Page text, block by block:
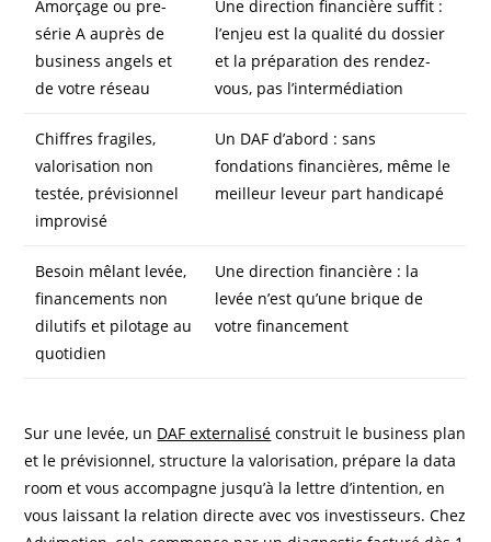
Amorçage ou pre-
série A auprès de
business angels et
de votre réseau
Une direction financière suffit :
l’enjeu est la qualité du dossier
et la préparation des rendez-
vous, pas l’intermédiation
Chiffres fragiles,
valorisation non
testée, prévisionnel
improvisé
Un DAF d’abord : sans
fondations financières, même le
meilleur leveur part handicapé
Besoin mêlant levée,
financements non
dilutifs et pilotage au
quotidien
Une direction financière : la
levée n’est qu’une brique de
votre financement
Sur une levée, un DAF externalisé construit le business plan
et le prévisionnel, structure la valorisation, prépare la data
room et vous accompagne jusqu’à la lettre d’intention, en
vous laissant la relation directe avec vos investisseurs. Chez